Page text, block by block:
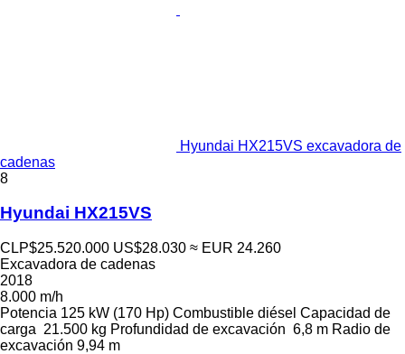
Hyundai HX215VS excavadora de
cadenas
8
Hyundai HX215VS
CLP$25.520.000 US$28.030 ≈ EUR 24.260
Excavadora de cadenas
2018
8.000 m/h
Potencia 125 kW (170 Hp) Combustible diésel Capacidad de
carga 21.500 kg Profundidad de excavación 6,8 m Radio de
excavación 9,94 m